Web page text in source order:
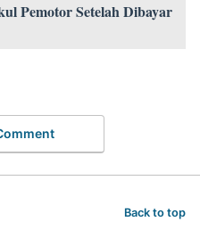
Pemotor Setelah Dibayar
Back to top